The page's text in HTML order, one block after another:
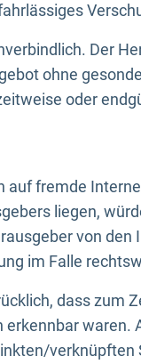
Der
ohne
oder
auf fremde
liegen,
von
im Falle
dass zum